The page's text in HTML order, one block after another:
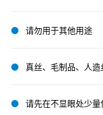
请勿用于其他用途
真丝、毛制品、人
请先在不显眼处少